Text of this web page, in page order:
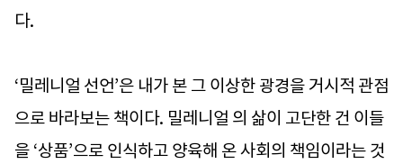
다.
‘밀레니얼 선언’은 내가 본 그 이상한 광경을 거시적 관점
으로 바라보는 책이다. 밀레니얼 의 삶이 고단한 건 이들
을 ‘상품’으로 인식하고 양육해 온 사회의 책임이라는 것